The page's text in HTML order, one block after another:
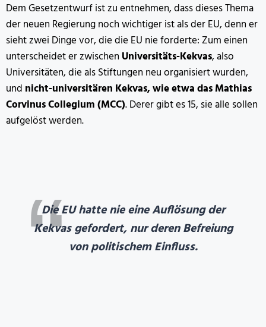
Dem Gesetzentwurf ist zu entnehmen, dass dieses Thema
der neuen Regierung noch wichtiger ist als der EU, denn er
sieht zwei Dinge vor, die die EU nie forderte: Zum einen
unterscheidet er zwischen Universitäts-Kekvas, also
Universitäten, die als Stiftungen neu organisiert wurden,
und nicht-universitären Kekvas, wie etwa das Mathias
Corvinus Collegium (MCC). Derer gibt es 15, sie alle sollen
aufgelöst werden.
Die EU hatte nie eine Auflösung der
Kekvas gefordert, nur deren Befreiung
von politischem Einfluss.